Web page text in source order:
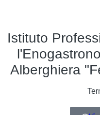
Istituto
Alberghiera